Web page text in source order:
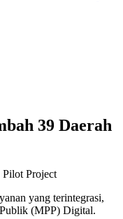
39 Daerah
Project
yang terintegrasi,
(MPP) Digital.